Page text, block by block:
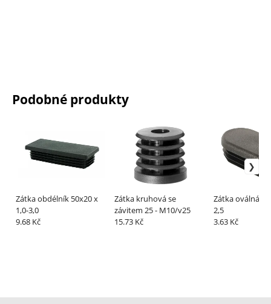
Podobné produkty
Zátka obdélník 50x20 x
1,0-3,0
9.68 Kč
Zátka kruhová se
závitem 25 - M10/v25
15.73 Kč
Zátka oválná
2,5
3.63 Kč